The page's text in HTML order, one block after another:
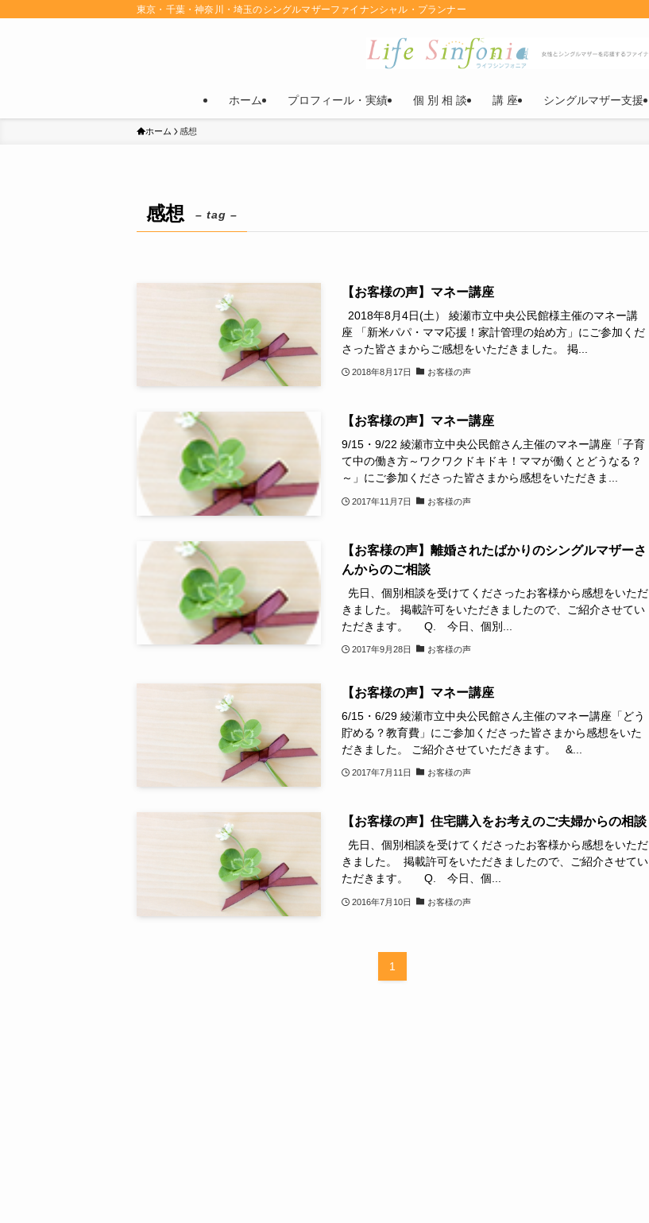
東京・千葉・神奈川・埼玉のシングルマザーファイナンシャル・プランナー
ホーム プロフィール・実績 個 別 相 談 講 座 シングルマザー支援
ホーム 感想
感想 – tag –
【お客様の声】マネー講座
2018年8月4日(土） 綾瀬市立中央公民館様主催のマネー講
座 「新米パパ・ママ応援！家計管理の始め方」にご参加くだ
さった皆さまからご感想をいただきました。 掲...
2018年8月17日 お客様の声
【お客様の声】マネー講座
9/15・9/22 綾瀬市立中央公民館さん主催のマネー講座「子育
て中の働き方～ワクワクドキドキ！ママが働くとどうなる？
～」にご参加くださった皆さまから感想をいただきま...
2017年11月7日 お客様の声
【お客様の声】離婚されたばかりのシングルマザーさ
んからのご相談
先日、個別相談を受けてくださったお客様から感想をいただ
きました。 掲載許可をいただきましたので、ご紹介させてい
ただきます。 Q. 今日、個別...
2017年9月28日 お客様の声
【お客様の声】マネー講座
6/15・6/29 綾瀬市立中央公民館さん主催のマネー講座「どう
貯める？教育費」にご参加くださった皆さまから感想をいた
だきました。 ご紹介させていただきます。 &...
2017年7月11日 お客様の声
【お客様の声】住宅購入をお考えのご夫婦からの相談
先日、個別相談を受けてくださったお客様から感想をいただ
きました。 掲載許可をいただきましたので、ご紹介させてい
ただきます。 Q. 今日、個...
2016年7月10日 お客様の声
1